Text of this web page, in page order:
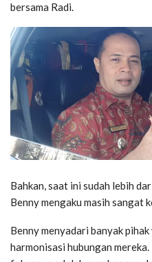
bersama Radi.
Bahkan, saat ini sudah lebih
Benny mengaku masih sangat
Benny menyadari banyak
harmonisasi hubungan